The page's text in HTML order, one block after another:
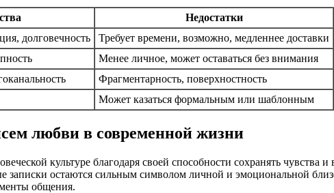
Недостатки
долговечность Требует времени, возможно, медленнее доставки
Менее личное, может оставаться без внимания
Фрагментарность, поверхностность
Может казаться формальным или шаблонным
любви в современной жизни
культуре благодаря своей способности сохранять чувства
остаются сильным символом личной и эмоциональной
общения.